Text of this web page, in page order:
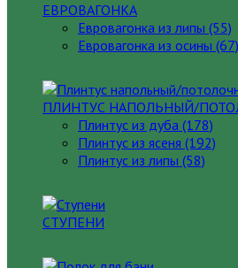
ЕВРОВАГОНКА
Евровагонка из липы (55)
Евровагонка из осины (67)
ПЛИНТУС НАПОЛЬНЫЙ/
Плинтус из дуба (178)
Плинтус из ясеня (192)
Плинтус из липы (58)
СТУПЕНИ